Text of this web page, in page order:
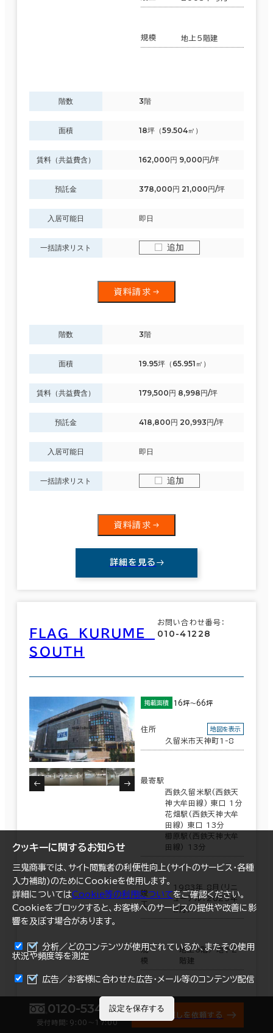
規模 地上5階建
階数 3階
面積 18坪（59.504㎡）
賃料（共益費含） 162,000円 9,000円/坪
預託金 378,000円 21,000円/坪
入居可能日 即日
一括請求リスト 追加
資料請求
階数 3階
面積 19.95坪（65.951㎡）
賃料（共益費含） 179,500円 8,998円/坪
預託金 418,800円 20,993円/坪
入居可能日 即日
一括請求リスト 追加
資料請求
詳細を見る
ＦＬＡＧ ＫＵＲＵＭＥ
ＳＯＵＴＨ
お問い合わせ番号：
010-41228
掲載面積 16坪～66坪
住所
久留米市天神町1-8
地図を表示
最寄駅
西鉄久留米駅(西鉄天
神大牟田線) 東口 1分
花畑駅(西鉄天神大牟
田線) 東口 13分
櫛原駅(西鉄天神大牟
田線) 13分
竣
工
1983年 8月（リニ
ューアル：2025年
2月）
規
模
地上6階／地下2
階建
階数 3階
まとめて資料請求
0120-534-011
受付時間：9:00〜17:00
オフィス探しを依頼する
クッキーに関するお知らせ
三鬼商事では、サイト閲覧者の利便性向上(サイトのサービス・各種
入力補助)のためにCookieを使用します。
詳細についてはCookie等の利用についてをご確認ください。
Cookieをブロックすると、お客様へのサービスの提供や改善に影
響を及ぼす場合があります。
分析／どのコンテンツが使用されているか、またその使用
状況や頻度等を測定
広告／お客様に合わせた広告・メール等のコンテンツ配信
設定を保存する